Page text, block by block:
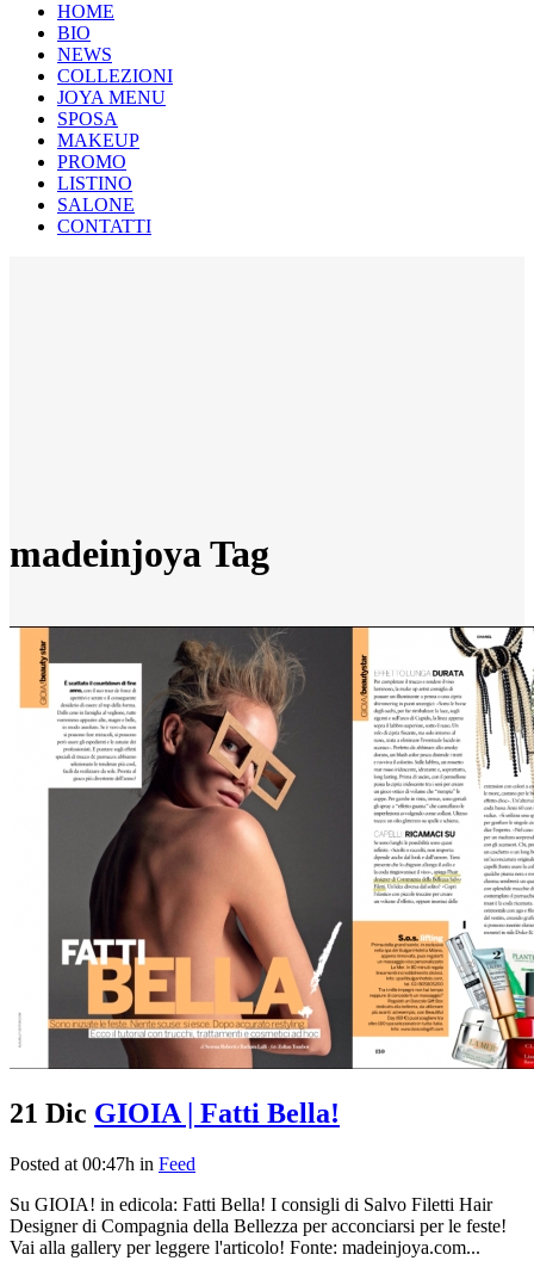
HOME
BIO
NEWS
COLLEZIONI
JOYA MENU
SPOSA
MAKEUP
PROMO
LISTINO
SALONE
CONTATTI
madeinjoya Tag
21 Dic GIOIA | Fatti Bella!
Posted at 00:47h in Feed
Su GIOIA! in edicola: Fatti Bella! I consigli di Salvo Filetti Hair
Designer di Compagnia della Bellezza per acconciarsi per le feste!
Vai alla gallery per leggere l'articolo! Fonte: madeinjoya.com...